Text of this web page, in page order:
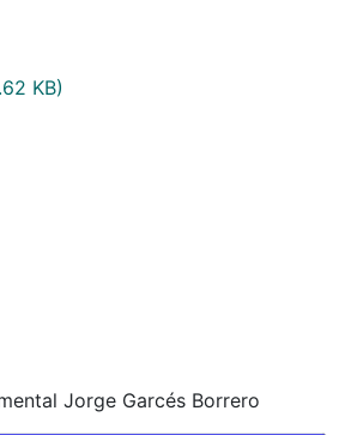
KB)
Jorge Garcés Borrero